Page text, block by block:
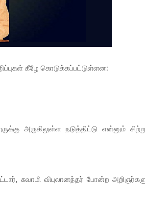
கீழே கொடுக்கப்பட்டுள்ளன:
அருகிலுள்ள நடுத்திட்டு என்னும்
சுவாமி விபுலானந்தர் போன்ற